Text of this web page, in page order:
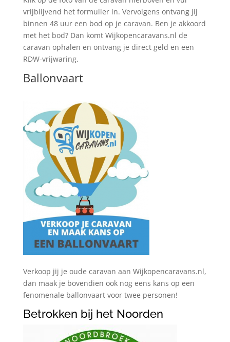
vrijblijvend het formulier in. Vervolgens ontvang jij
binnen 48 uur een bod op je caravan. Ben je akkoord
met het bod? Dan komt Wijkopencaravans.nl de
caravan ophalen en ontvang je direct geld en een
RDW-vrijwaring.
Ballonvaart
Verkoop jij je oude caravan aan Wijkopencaravans.nl,
dan maak je bovendien ook nog eens kans op een
fenomenale ballonvaart voor twee personen!
Betrokken bij het Noorden